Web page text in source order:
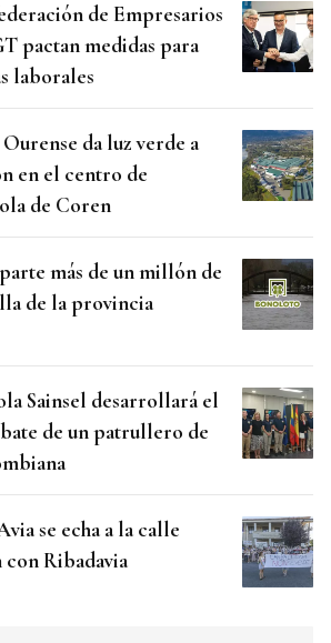
de Empresarios
pactan medidas para
laborales
da luz verde a
en el centro de
de Coren
más de un millón de
de la provincia
Sainsel desarrollará el
de un patrullero de
se echa a la calle
Ribadavia